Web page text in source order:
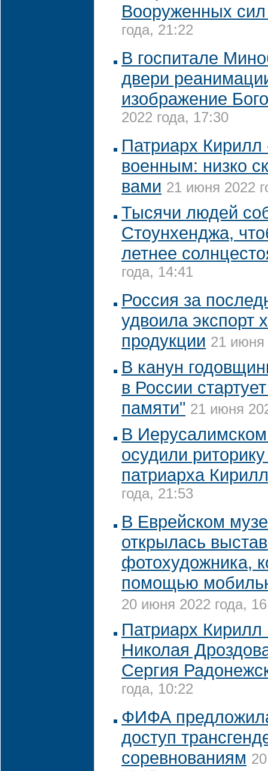
Вооруженных
года, 21:22
В госпитале
двери
изображение
2022 года, 17:30
Патриарх Кирилл
военным: низко
вами 21 июня 2022
Тысячи людей
Стоунхенджа,
летнее
года, 14:41
Россия за
удвоила экспорт
продукции 21 июня
В канун
в России
памяти" 21 июня
В Иерусалимском
осудили
патриарха
года, 21:53
В Еврейском
открылась
фотохудожника,
помощью
20 июня 2022 года,
Патриарх Кирилл
Николая
Сергия
года, 10:22
ФИФА
доступ
соревнованиям